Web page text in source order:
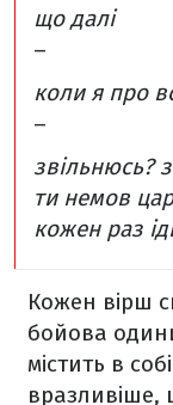
що далі
–
коли я про
–
звільнюсь?
тинемов
кожен раз
Кожен вірш
бойова
містить в
вразливіше,